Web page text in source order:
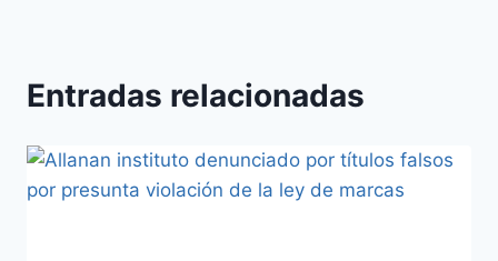
Entradas relacionadas